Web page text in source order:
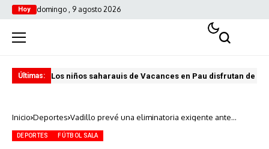
Hoy domingo , 9 agosto 2026
Últimas: Los niños saharauis de Vacances en Pau disfrutan de
Inicio Deportes Vadillo prevé una eliminatoria exigente ante
DEPORTES FÚTBOL SALA